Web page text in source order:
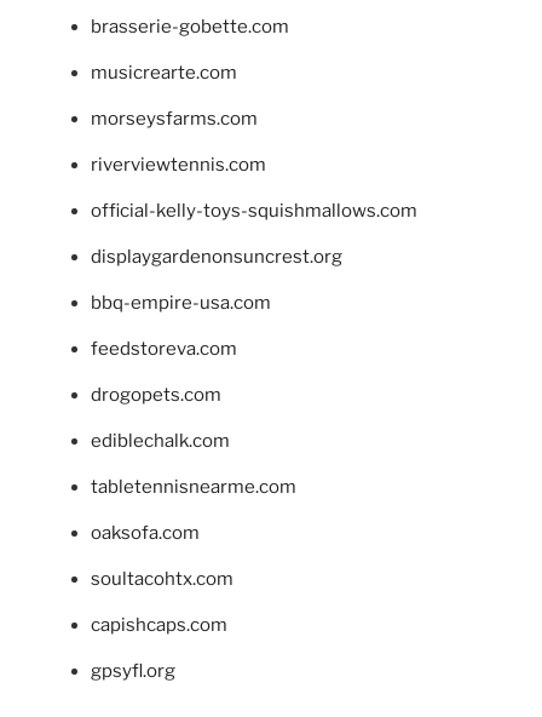
brasserie-gobette.com
musicrearte.com
morseysfarms.com
riverviewtennis.com
official-kelly-toys-squishmallows.com
displaygardenonsuncrest.org
bbq-empire-usa.com
feedstoreva.com
drogopets.com
ediblechalk.com
tabletennisnearme.com
oaksofa.com
soultacohtx.com
capishcaps.com
gpsyfl.org